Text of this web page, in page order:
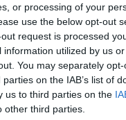
or processing of your
use the below opt-out
request is processed
utilized by us
You may separately
on the IAB’s list of
us to third parties on the
third parties.
φάσματος,
τους
καλό των
μας για
μας την